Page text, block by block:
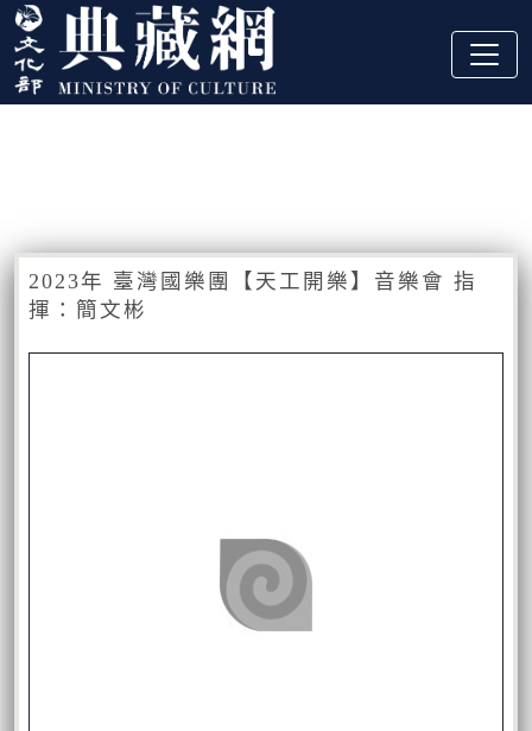
跳到主要內容
:::
2023年 臺灣國樂團【天工開樂】音樂會 指
揮：簡文彬